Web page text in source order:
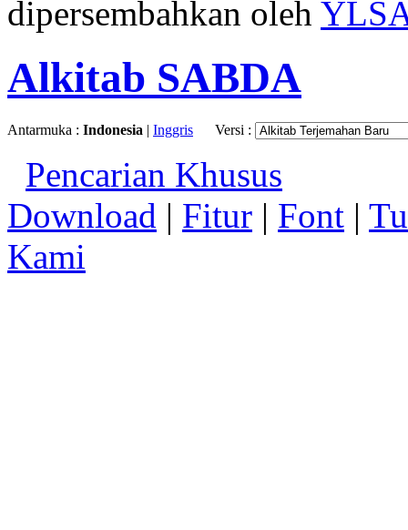
dipersembahkan oleh
Alkitab SABDA
Antarmuka : Indonesia | Inggris Versi :
Pencarian Khusus
Download | Fitur | Font |
Kami